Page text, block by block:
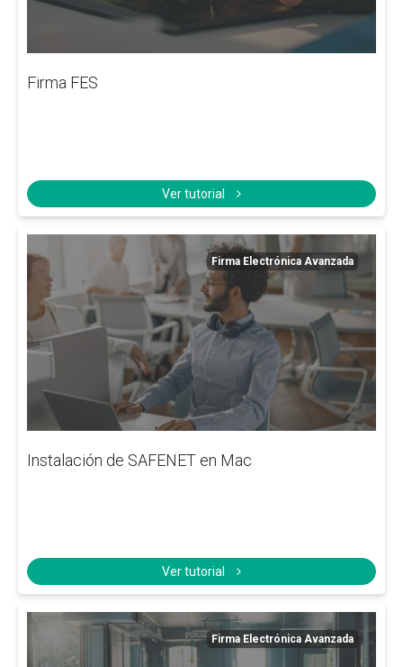
Firma FES
Ver tutorial
Firma Electrónica Avanzada
Instalación de SAFENET en Mac
Ver tutorial
Firma Electrónica Avanzada